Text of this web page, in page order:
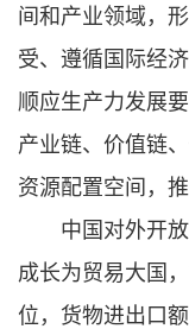
间和产业领域，
受、遵循国际经
顺应生产力发展
产业链、价值链
资源配置空间，
中国对外开
成长为贸易大国
位，货物进出口